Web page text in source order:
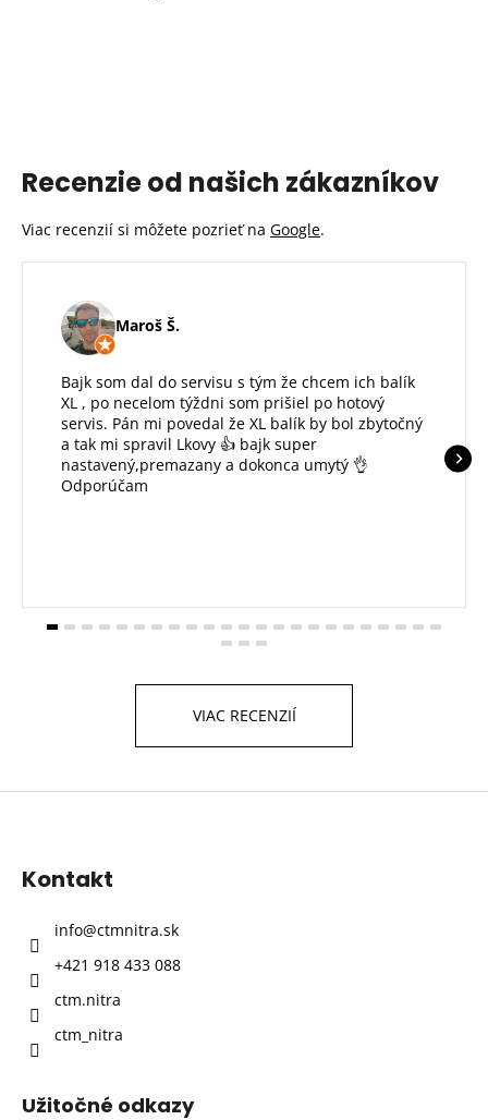
Recenzie od našich zákazníkov
Viac recenzií si môžete pozrieť na Google.
Maroš Š.
Bajk som dal do servisu s tým že chcem ich balík
XL , po necelom týždni som prišiel po hotový
servis. Pán mi povedal že XL balík by bol zbytočný
a tak mi spravil Lkovy 👍 bajk super
nastavený,premazany a dokonca umytý 👌
Odporúčam
VIAC RECENZIÍ
Z
Kontakt
info@ctmnitra.sk
+421 918 433 088
ctm.nitra
ctm_nitra
Užitočné odkazy